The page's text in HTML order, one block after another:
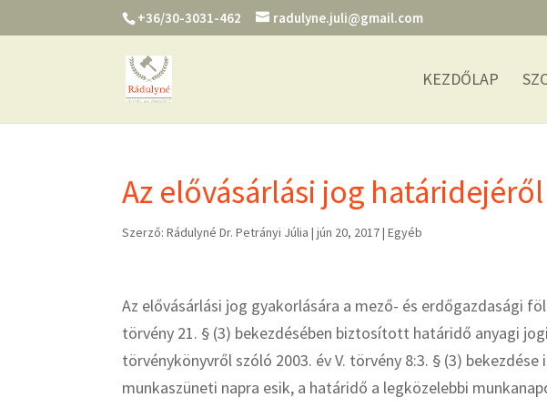
+36/30-3031-462 radulyne.juli@gmail.com
KEZDŐLAP
Az elővásárlási jog
Szerző:Rádulyné Dr. Petrányi Júlia |jún 20, 2017|Egyéb
Az elővásárlási jog gyakorlására a mező- és erdőgazdasági
törvény 21. § (3) bekezdésében biztosított határidő anyagi
törvénykönyvről szóló 2003. év V. törvény 8:3. § (3)
munkaszüneti napra esik, a határidő a legközelebbi